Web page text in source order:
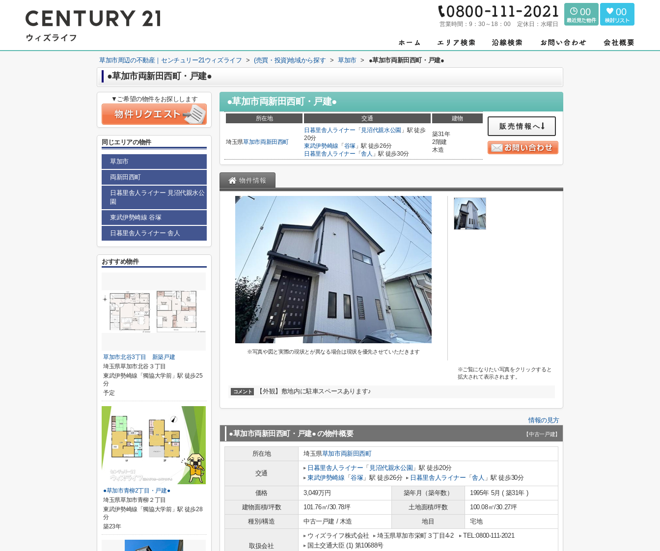
営業時間： 9：30～18：00 定休日： 水曜日
00 00
草加市周辺の不動産｜センチュリー21ウィズライフ > (売買・投資)地域から探す > 草加市 > ●草加市両新田西町・戸建●
●草加市両新田西町・戸建●
●草加市両新田西町・戸建●
所在地 交通 建物
埼玉県草加市両新田西町
日暮里舎人ライナー 「 見沼代親水公園 」駅 徒歩
20分
東武伊勢崎線 「 谷塚」駅 徒歩26分
日暮里舎人ライナー 「舎人 」駅 徒歩30分
築31年
2階建
木造
販売情報へ
物件情報
※写真や図と実際の現状とが異なる場合は現状を優先させていただきます
※ご覧になりたい写真をクリックすると
拡大されて表示されます。
コメント 【外観】敷地内に駐車スペースあります♪
情報の見方
●草加市両新田西町・戸建● の物件概要 【中古一戸建】
所在地 埼玉県草加市両新田西町
交通
日暮里舎人ライナー 「 見沼代親水公園 」駅 徒歩20分
東武伊勢崎線 「谷塚」駅 徒歩26分 日暮里舎人ライナー 「舎人 」駅 徒歩30分
価格 3,049万円 築年月（築年数）
1995年 5月 ( 築31年 )
建物面積/坪数
101.76㎡/30.78坪 土地面積/坪数
100.08㎡/30.27坪
種別/構造
中古一戸建 / 木造 地目 宅地
取扱会社
ウィズライフ株式会社 埼玉県草加市栄町３丁目4-2
TEL:0800-111-2021
国土交通大臣 (1) 第10688号
▼ご希望の物件をお探しします
同じエリアの物件
草加市
両新田西町
日暮里舎人ライナー 見沼代親水公
園
東武伊勢崎線 谷塚
日暮里舎人ライナー 舎人
おすすめ物件
草加市北谷3丁目 新築戸建
埼玉県草加市北谷３丁目
東武伊勢崎線「獨協大学前」駅 徒歩25
分
予定
●草加市青柳2丁目・戸建●
埼玉県草加市青柳２丁目
東武伊勢崎線「獨協大学前」駅 徒歩28
分
築23年